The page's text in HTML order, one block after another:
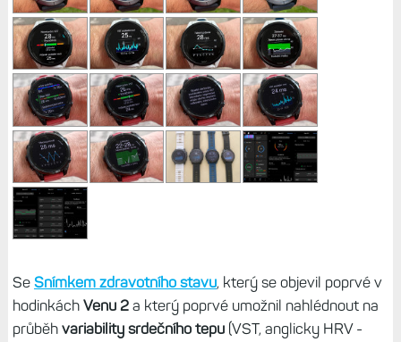
Se Snímkem zdravotního stavu, který se objevil poprvé v
hodinkách Venu 2a který poprvé umožnil nahlédnout na
průběh variability srdečního tepu (VST, anglicky HRV -